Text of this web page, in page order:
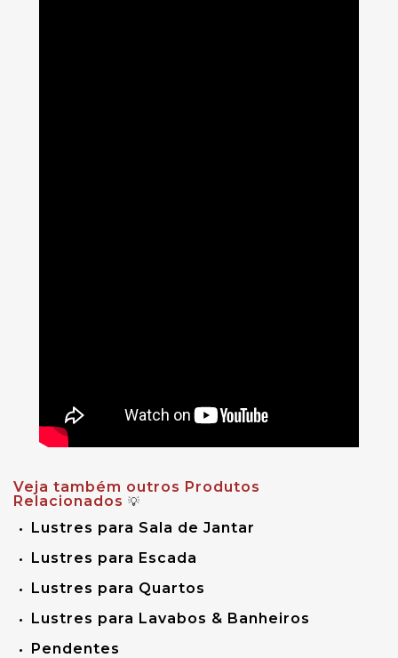
Veja também outros Produtos
Relacionados 💡
Lustres para Sala de Jantar
Lustres para Escada
Lustres para Quartos
Lustres para Lavabos & Banheiros
Pendentes